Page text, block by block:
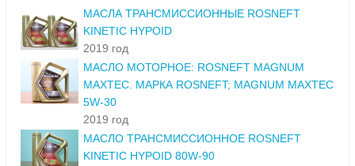
МАСЛА ТРАНСМИССИОННЫЕ ROSNEFT
KINETIC HYPOID
2019 год
МАСЛО МОТОРНОЕ: ROSNEFT MAGNUM
MAXTEC. МАРКА ROSNEFT; MAGNUM MAXTEC
5W-30
2019 год
МАСЛО ТРАНСМИССИОННОЕ ROSNEFT
KINETIC HYPOID 80W-90